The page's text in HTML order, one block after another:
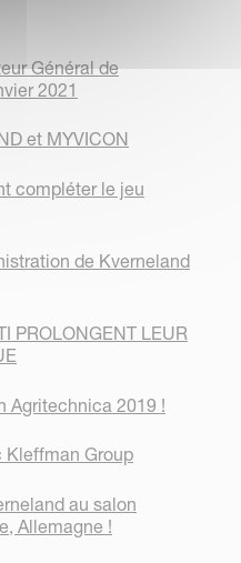
Général de
2021
et MYVICON
compléter le jeu
de Kverneland
PROLONGENT LEUR
Agritechnica 2019 !
Kleffman Group
au salon
Allemagne !